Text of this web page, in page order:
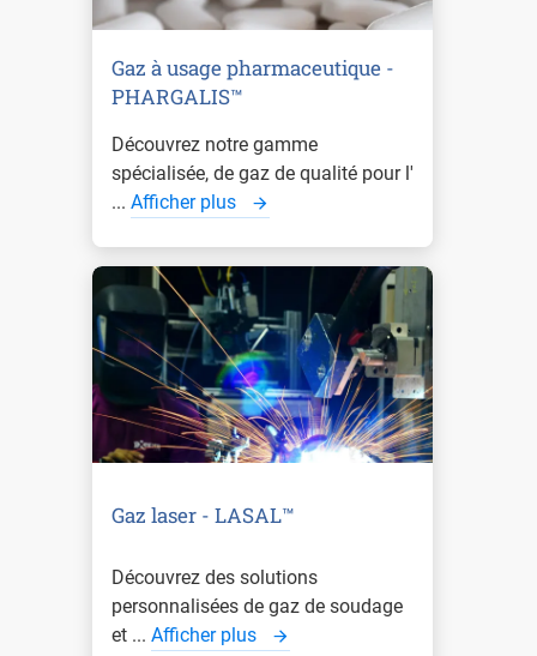
Gaz à usage pharmaceutique -
PHARGALIS™
Découvrez notre gamme
spécialisée, de gaz de qualité pour l'
... Afficher plus
Gaz laser - LASAL™
Découvrez des solutions
personnalisées de gaz de soudage
et ... Afficher plus